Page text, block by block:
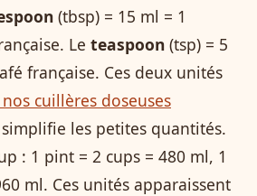
(tbsp) = 15 ml = 1
Le teaspoon (tsp) = 5
française. Ces deux unités
cuillères doseuses
les petites quantités.
: 1 pint = 2 cups = 480 ml, 1
ml. Ces unités apparaissent